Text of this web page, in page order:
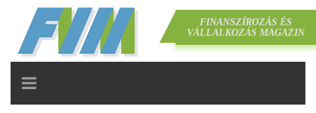
FINANSZÍROZÁS ÉS
VÁLLALKOZÁS MAGAZIN
TOGGLE
NAVIGATION